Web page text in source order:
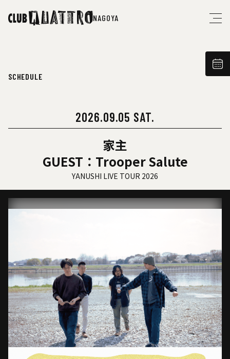
NAGOYA
SCHEDULE
2026.09.05 SAT.
家主
GUEST：Trooper Salute
YANUSHI LIVE TOUR 2026